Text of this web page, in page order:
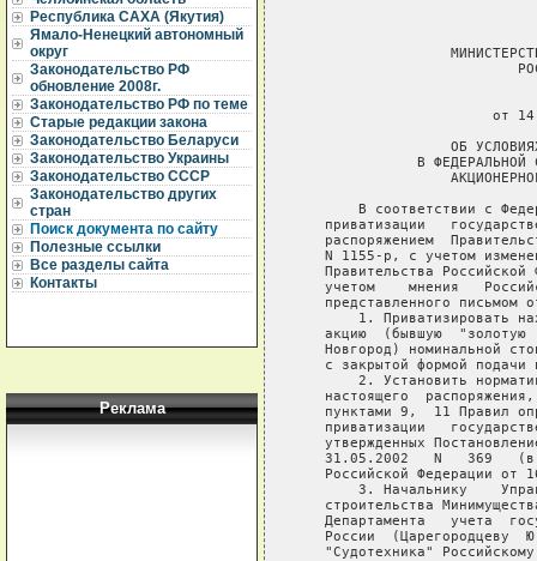
Республика САХА (Якутия)
Ямало-Ненецкий автономный
округ
Законодательство РФ
обновление 2008г.
Законодательство РФ по теме
Старые редакции закона
Законодательство Беларуси
Законодательство Украины
Законодательство СССР
Законодательство других
стран
Поиск документа по сайту
Полезные ссылки
Все разделы сайта
Контакты
Реклама
от
ОБ
В ФЕДЕРАЛЬНОЙ
В соответствии с
приватизации
распоряжением
N 1155-р, с учетом
Правительства Российской
учетом    мнения
представленного письмом
1. Приватизировать
акцию  (бывшую  "золотую
Новгород) номинальной
с закрытой формой подачи
2. Установить
настоящего
пунктами 9,  11 Правил
приватизации
утвержденных
31.05.2002   N   369
Российской Федерации от
3. Начальнику
строительства
Департамента   учета
России  (Царегородцеву
"Судотехника"